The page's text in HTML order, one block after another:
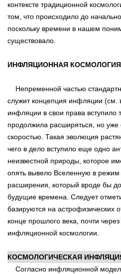
контексте традиционной
том, что происходило до
поскольку времени в нашем
существовало.
ИНФЛЯЦИОННАЯ КОСМОЛОГИЯ
Непременной частью
служит концепция инфляции (см.
инфляции в свои права вступило
продолжила расширяться, но
скоростью. Такая эволюция
чего в дело вступило еще одно
неизвестной природы, которое
опять вывело Вселенную в режим
расширения, который вроде бы
будущие времена. Следует
базируются на астрофизических
конце прошлого века, почти
инфляционной космологии.
КОСМОЛОГИЧЕСКАЯ
Согласно инфляционной